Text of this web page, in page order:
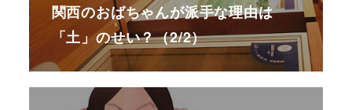
関西のおばちゃんが派手な理由は
「土」のせい？（2/2）